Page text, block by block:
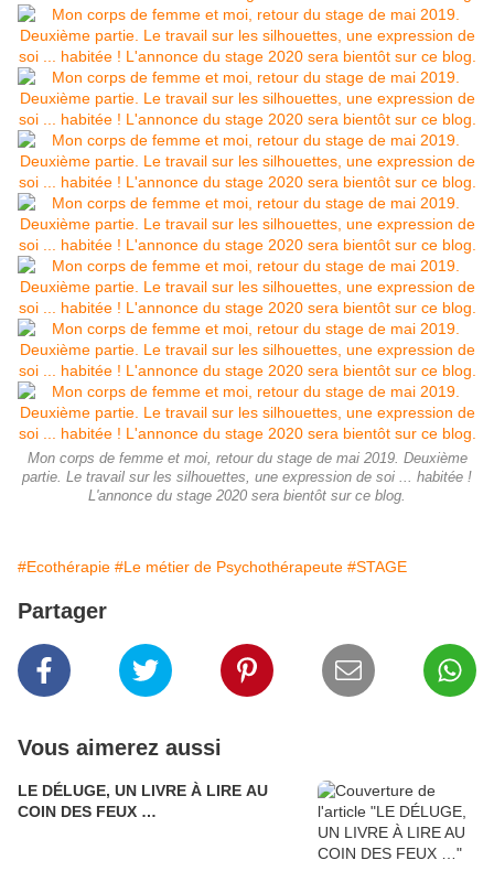
Mon corps de femme et moi, retour du stage de mai 2019. Deuxième
partie. Le travail sur les silhouettes, une expression de soi ... habitée !
L'annonce du stage 2020 sera bientôt sur ce blog.
#Ecothérapie #Le métier de Psychothérapeute #STAGE
Partager
Vous aimerez aussi
LE DÉLUGE, UN LIVRE À LIRE AU
COIN DES FEUX …